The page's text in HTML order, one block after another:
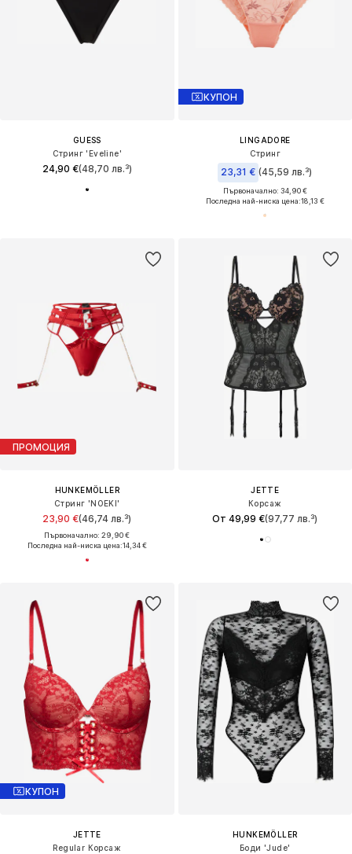
GUESS
Стринг 'Eveline'
24,90 €(48,70 лв.³)
КУПОН
LINGADORE
Стринг
23,31 € (45,59 лв.³)
Първоначално: 34,90 €
Последна най-ниска цена:18,13 €
ПРОМОЦИЯ
HUNKEMÖLLER
Стринг 'NOEKI'
23,90 €(46,74 лв.³)
Първоначално: 29,90 €
Последна най-ниска цена:14,34 €
JETTE
Корсаж
От 49,99 €(97,77 лв.³)
КУПОН
JETTE
Regular Корсаж
HUNKEMÖLLER
Боди 'Jude'